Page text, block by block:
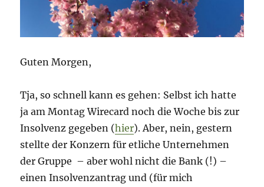
Guten Morgen,
Tja, so schnell kann es gehen: Selbst ich hatte
ja am Montag Wirecard noch die Woche bis zur
Insolvenz gegeben (hier). Aber, nein, gestern
stellte der Konzern für etliche Unternehmen
der Gruppe – aber wohl nicht die Bank (!) –
einen Insolvenzantrag und (für mich